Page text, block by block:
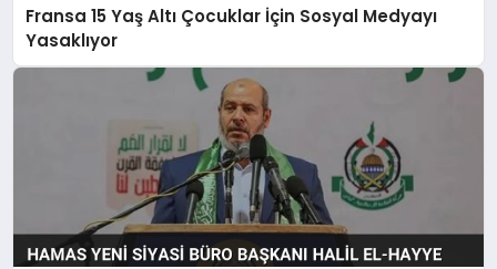
Fransa 15 Yaş Altı Çocuklar İçin Sosyal Medyayı
Yasaklıyor